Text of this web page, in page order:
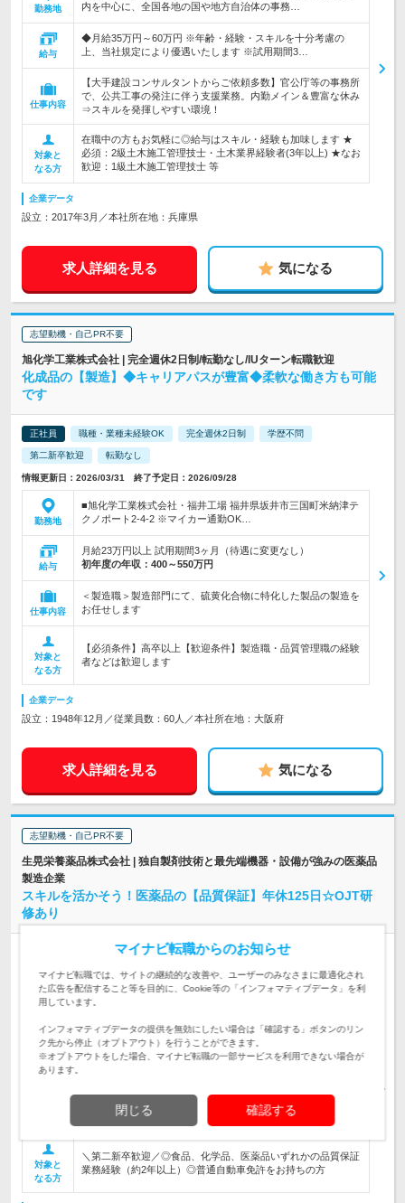
勤務地
内を中心に、全国各地の国や地方自治体の事務…
給与
◆月給35万円～60万円 ※年齢・経験・スキルを十分考慮の
上、当社規定により優遇いたします ※試用期間3…
仕事内容
【大手建設コンサルタントからご依頼多数】官公庁等の事務所
で、公共工事の発注に伴う支援業務。内勤メイン＆豊富な休み
⇒スキルを発揮しやすい環境！
対象と
なる方
在職中の方もお気軽に◎給与はスキル・経験も加味します ★
必須：2級土木施工管理技士・土木業界経験者(3年以上) ★なお
歓迎：1級土木施工管理技士 等
企業データ
設立：2017年3月／本社所在地：兵庫県
求人詳細を見る 気になる
志望動機・自己PR不要
旭化学工業株式会社 | 完全週休2日制/転勤なし/IUターン転職歓迎
化成品の【製造】◆キャリアパスが豊富◆柔軟な働き方も可能
です
正社員 職種・業種未経験OK 完全週休2日制 学歴不問
第二新卒歓迎 転勤なし
情報更新日：2026/03/31 終了予定日：2026/09/28
勤務地
■旭化学工業株式会社・福井工場 福井県坂井市三国町米納津テ
クノポート2-4-2 ※マイカー通勤OK…
給与
月給23万円以上 試用期間3ヶ月（待遇に変更なし）
初年度の年収： 400～550万円
仕事内容
＜製造職＞製造部門にて、硫黄化合物に特化した製品の製造を
お任せします
対象と
なる方
【必須条件】高卒以上【歓迎条件】製造職・品質管理職の経験
者などは歓迎します
企業データ
設立：1948年12月／従業員数：60人／本社所在地：大阪府
求人詳細を見る 気になる
志望動機・自己PR不要
生晃栄養薬品株式会社 | 独自製剤技術と最先端機器・設備が強みの医薬品
製造企業
スキルを活かそう！医薬品の【品質保証】年休125日☆OJT研
修あり
完全週休2日制 第二新卒歓迎 転勤なし
情報更新日：2026/03/06 終了予定日：2026/09/03
若狭工場：福井県三方上中郡若狭町若狭テクノバレー1号堤4-7
給与
月給 220,500円～340,000円 ※年齢、経験、能力を考慮の上、
優遇します。 ※試用期間3ヶ月（待遇同一）
医薬品製造現場でのGMP管理、工場査察対応、新規受託製品
の立ち上げなど、品質保証全般を担当します。
対象と
なる方
＼第二新卒歓迎／◎食品、化学品、医薬品いずれかの品質保証
業務経験（約2年以上）◎普通自動車免許をお持ちの方
マイナビ転職からのお知らせ
マイナビ転職では、サイトの継続的な改善や、ユーザーのみなさまに最適化され
た広告を配信すること等を目的に、Cookie等の「インフォマティブデータ」を利
用しています。
インフォマティブデータの提供を無効にしたい場合は「確認する」ボタンのリン
ク先から停止（オプトアウト）を行うことができます。
※オプトアウトをした場合、マイナビ転職の一部サービスを利用できない場合が
あります。
閉じる 確認する